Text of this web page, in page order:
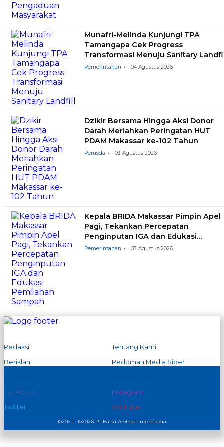
Munafri-Melinda Kunjungi TPA
Tamangapa Cek Progress
Transformasi Menuju Sanitary
Pemerintahan 04 Agustus 2026
Dzikir Bersama Hingga Aksi Donor
Darah Meriahkan Peringatan HUT
PDAM Makassar ke-102 Tahun
Perusda 03 Agustus 2026
Kepala BRIDA Makassar Pimpin Apel
Pagi, Tekankan Percepatan
Penginputan IGA dan Edukasi
Pemilahan Sampah
Pemerintahan 03 Agustus 2026
Redaksi
Tentang Kami
Beriklan
Pedoman Media Siber
Facebook
Instagram
Twitter
Youtube
©2021 - ©2026 PT Barra Arvinda Intermedia